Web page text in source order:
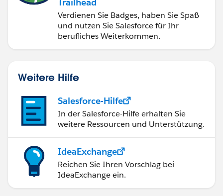
Verdienen Sie Badges, haben Sie Spaß
und nutzen Sie Salesforce für Ihr
berufliches Weiterkommen.
Weitere Hilfe
Salesforce-Hilfe
In der Salesforce-Hilfe erhalten Sie
weitere Ressourcen und Unterstützung.
IdeaExchange
Reichen Sie Ihren Vorschlag bei
IdeaExchange ein.